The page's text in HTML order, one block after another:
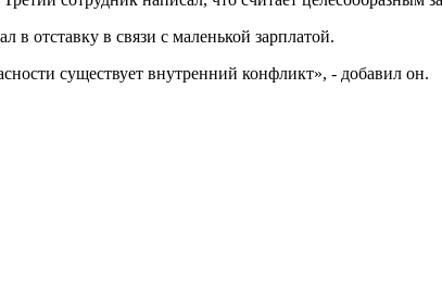
в отставку в связи с маленькой зарплатой.
существует внутренний конфликт», - добавил он.